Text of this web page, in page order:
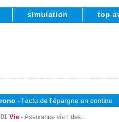
Monsieur
simulation top
- l'actu de l'épargne en continu
Vie - Assurance vie : des...